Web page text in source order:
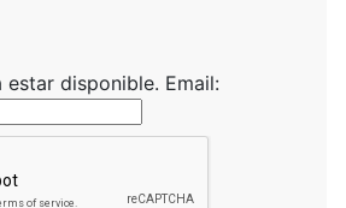
estar disponible. Email: